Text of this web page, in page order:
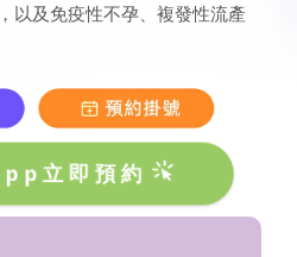
以及免疫性不孕、 複發性流產
立即預約